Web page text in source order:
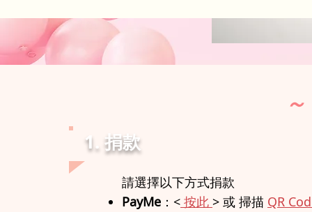
1. 捐款
​請選擇以下方式捐款
PayMe ：< 按此 > 或 掃描 QR